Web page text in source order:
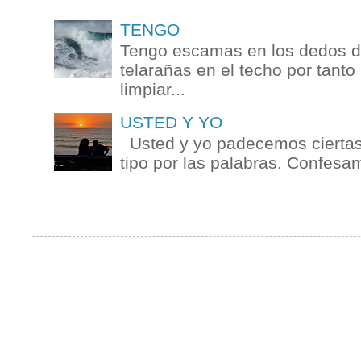
TENGO
Tengo escamas en los dedos
telarañas en el techo por
limpiar...
USTED Y YO
Usted y yo padecemos
tipo por las palabras.